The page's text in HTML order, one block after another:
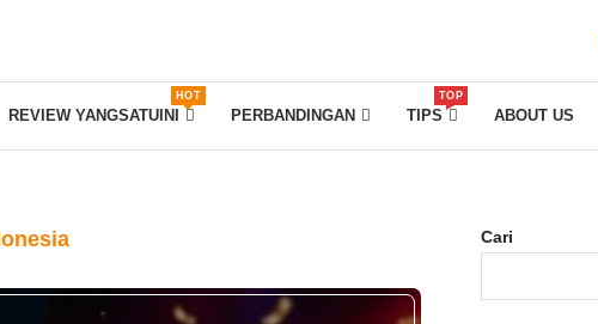
REVIEW YANGSATUINI
HOT
PERBANDINGAN TIPS
TOP
ABOUT US
Cari